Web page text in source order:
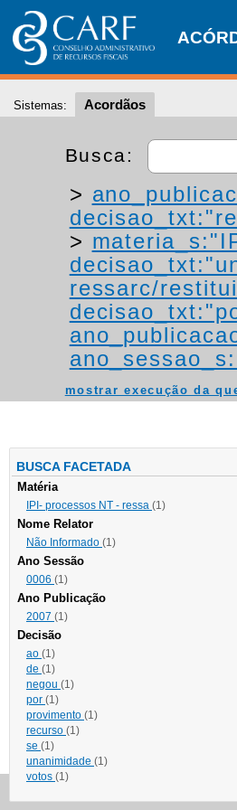
Sistemas: Acordãos
Busca:
>
>
ressarc/
mostrar execução da
BUSCA FACETADA
Matéria
IPI- processos NT - ressa (1)
Nome Relator
Não Informado (1)
Ano Sessão
0006 (1)
Ano Publicação
2007 (1)
Decisão
ao (1)
de (1)
negou (1)
por (1)
provimento (1)
recurso (1)
se (1)
unanimidade (1)
votos (1)